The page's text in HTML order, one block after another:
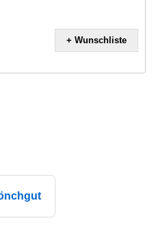
+ Wunschliste